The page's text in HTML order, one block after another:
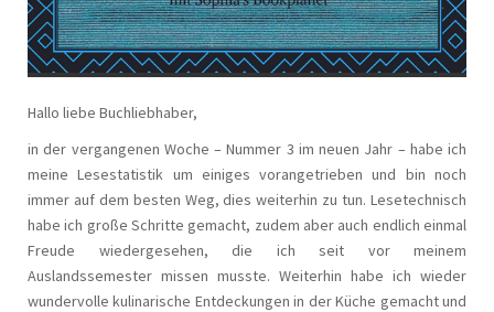
Hallo liebe Buchliebhaber,
in der vergangenen Woche – Nummer 3 im neuen Jahr – habe ich
meine Lesestatistik um einiges vorangetrieben und bin noch
immer auf dem besten Weg, dies weiterhin zu tun. Lesetechnisch
habe ich große Schritte gemacht, zudem aber auch endlich einmal
Freude wiedergesehen, die ich seit vor meinem
Auslandssemester missen musste. Weiterhin habe ich wieder
wundervolle kulinarische Entdeckungen in der Küche gemacht und